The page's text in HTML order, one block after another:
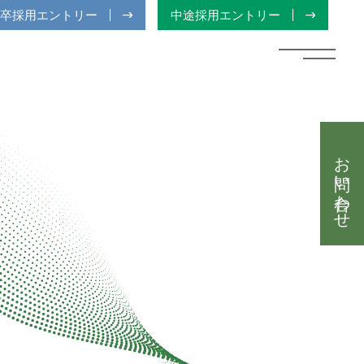
採用エントリー 中途採用エントリー
お問い合わせ